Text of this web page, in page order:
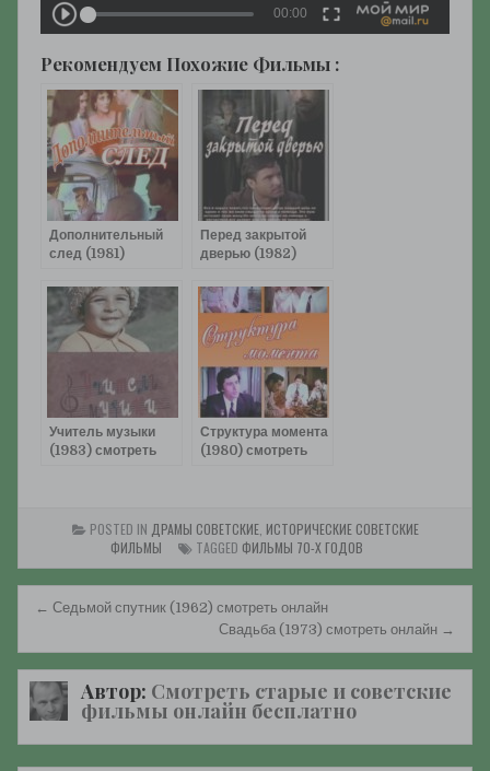
Рекомендуем Похожие Фильмы :
Дополнительный
след (1981)
Перед закрытой
дверью (1982)
Учитель музыки
(1983) смотреть
Структура момента
(1980) смотреть
POSTED IN ДРАМЫ СОВЕТСКИЕ, ИСТОРИЧЕСКИЕ СОВЕТСКИЕ
ФИЛЬМЫ
TAGGED ФИЛЬМЫ 70-Х ГОДОВ
Навигация
записям
← Седьмой спутник (1962) смотреть онлайн
Свадьба (1973) смотреть онлайн →
Автор: Смотреть старые и советские
фильмы онлайн бесплатно